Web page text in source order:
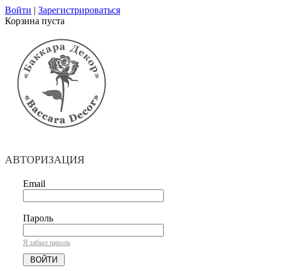
Войти | Зарегистрироваться
Корзина пуста
АВТОРИЗАЦИЯ
Email
Пароль
Я забыл пароль